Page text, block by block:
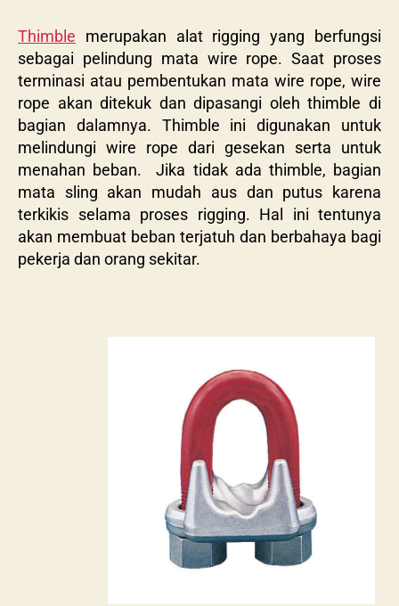
Thimble merupakan alat rigging yang berfungsi
sebagai pelindung mata wire rope. Saat proses
terminasi atau pembentukan mata wire rope, wire
rope akan ditekuk dan dipasangi oleh thimble di
bagian dalamnya. Thimble ini digunakan untuk
melindungi wire rope dari gesekan serta untuk
menahan beban. Jika tidak ada thimble, bagian
mata sling akan mudah aus dan putus karena
terkikis selama proses rigging. Hal ini tentunya
akan membuat beban terjatuh dan berbahaya bagi
pekerja dan orang sekitar.